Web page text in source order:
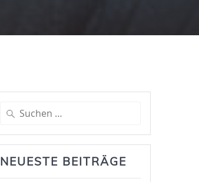
Suche
nach:
NEUESTE BEITRÄGE